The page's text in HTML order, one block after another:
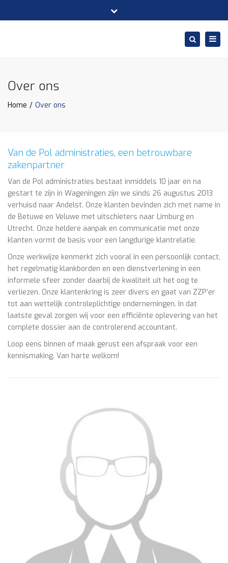
Koppelingsweg 7, 6673 DT ANDELST
(0488) 71 20 12
Close
Search
Over ons
Home Over ons
Van de Pol administraties, een betrouwbare
zakenpartner
Van de Pol administraties bestaat inmiddels 10 jaar en na
gestart te zijn in Wageningen zijn we sinds 26 augustus 2013
verhuisd naar Andelst. Onze klanten bevinden zich met name in
de Betuwe en Veluwe met uitschieters naar Limburg en
Utrecht. Onze heldere aanpak en communicatie met onze
klanten vormt de basis voor een langdurige klantrelatie.
Onze werkwijze kenmerkt zich vooral in een persoonlijk contact,
het regelmatig klankborden en een dienstverlening in een
informele sfeer zonder daarbij de kwaliteit uit het oog te
verliezen. Onze klantenkring is zeer divers en gaat van ZZP’er
tot aan wettelijk controleplichtige ondernemingen. In dat
laatste geval zorgen wij voor een efficiënte oplevering van het
complete dossier aan de controlerend accountant.
Loop eens binnen of maak gerust een afspraak voor een
kennismaking. Van harte welkom!